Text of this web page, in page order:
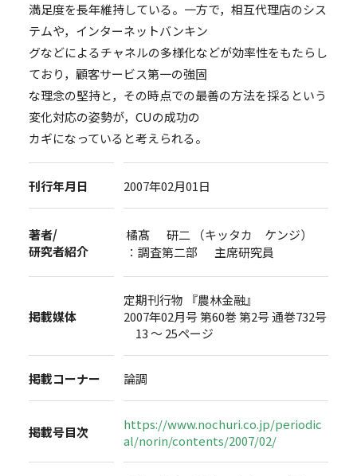
満足度を長年維持している。一方で，相互代理店のシス
テムや，インターネットバンキン
グなどによるチャネルの多様化などが効率性をもたらし
ており，顧客サービス第一の強固
な理念の堅持と，その時点での最善の方法を採るという
変化対応の姿勢が，CUの成功の
カギになっていると考えられる。
刊行年月日 2007年02月01日
著者/
研究者紹介
橘髙 研二 （キッタカ ケンジ）
：調査第二部 主席研究員
掲載媒体
定期刊行物 『農林金融』
2007年02月号 第60巻 第2号 通巻732号
13 ～ 25ページ
掲載コーナー 論調
掲載号目次
https://www.nochuri.co.jp/periodic
al/norin/contents/2007/02/